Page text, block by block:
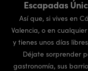
Escapadas
Así que, si vives en
Valencia, o en
y tienes unos días
Déjate sorprender
gastronomía, sus